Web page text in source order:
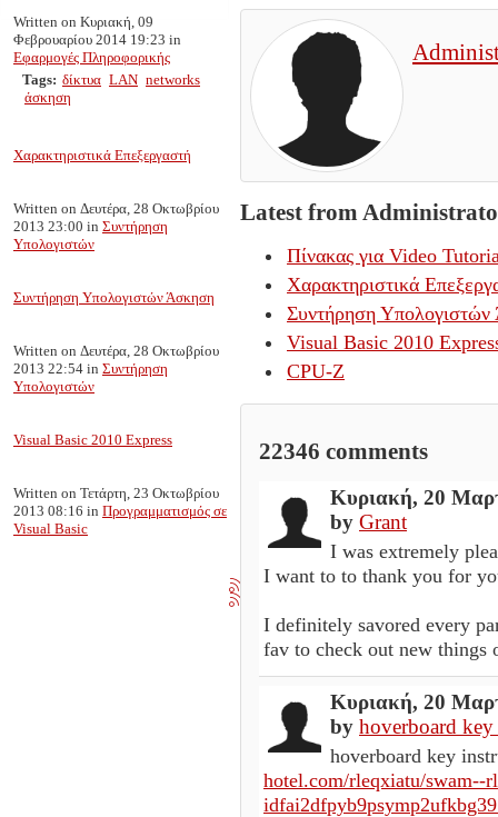
Written on Κυριακή, 09
Φεβρουαρίου 2014 19:23 in
Εφαρμογές Πληροφορικής
Tags: δίκτυα LAN networks
άσκηση
Χαρακτηριστικά Επεξεργαστή
Written on Δευτέρα, 28 Οκτωβρίου
2013 23:00 in Συντήρηση
Υπολογιστών
Συντήρηση Υπολογιστών Άσκηση
Written on Δευτέρα, 28 Οκτωβρίου
2013 22:54 in Συντήρηση
Υπολογιστών
Visual Basic 2010 Express
Written on Τετάρτη, 23 Οκτωβρίου
2013 08:16 in Προγραμματισμός σε
Visual Basic
Latest from
Πίνακας για Video
Χαρακτηριστικά
Συντήρηση
Visual Basic 2010
CPU-Z
22346 comments
Κυριακή, 20
by Grant
I was extremely
I want to to thank you for
I definitely savored every
fav to check out new things
Κυριακή, 20
by hoverboard
hoverboard key
hotel.com/rleqxiatu/swam--